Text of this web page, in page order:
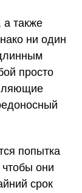
а также
ни один
просто
попытка
они
срок